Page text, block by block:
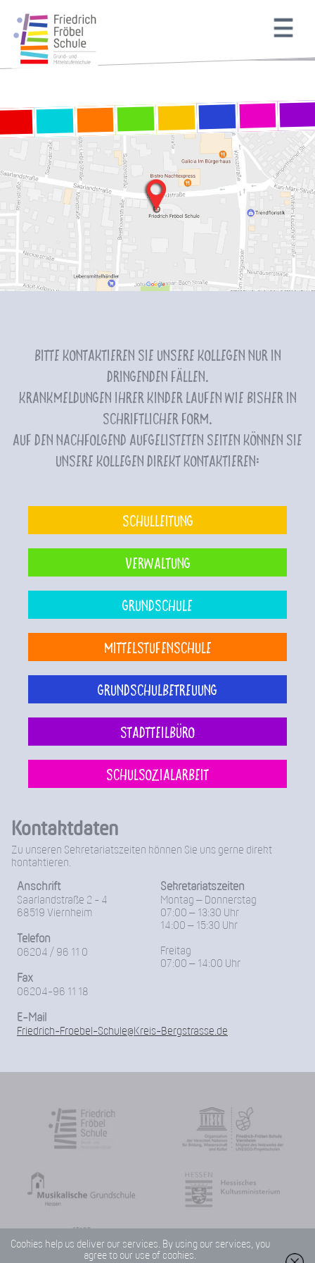
Bitte kontaktieren Sie unsere Kollegen nur in
dringenden Fällen.
Krankmeldungen Ihrer Kinder laufen wie bisher in
schriftlicher Form.
Auf den nachfolgend aufgelisteten Seiten können Sie
unsere Kollegen direkt kontaktieren:
Schulleitung
Verwaltung
Grundschule
Mittelstufenschule
Grundschulbetreuung
Stadtteilbüro
Schulsozialarbeit
Kontaktdaten
Zu unseren Sekretariatszeiten können Sie uns gerne direkt
kontaktieren.
Anschrift
Saarlandstraße 2 - 4
68519 Viernheim
Telefon
06204 / 96 11 0
Fax
06204-96 11 18
Sekretariatszeiten
Montag – Donnerstag
07:00 – 13:30 Uhr
14:00 – 15:30 Uhr
Freitag
07:00 – 14:00 Uhr
E-Mail
Friedrich-Froebel-Schule@Kreis-Bergstrasse.de
Cookies help us deliver our services. By using our services, you
agree to our use of cookies.